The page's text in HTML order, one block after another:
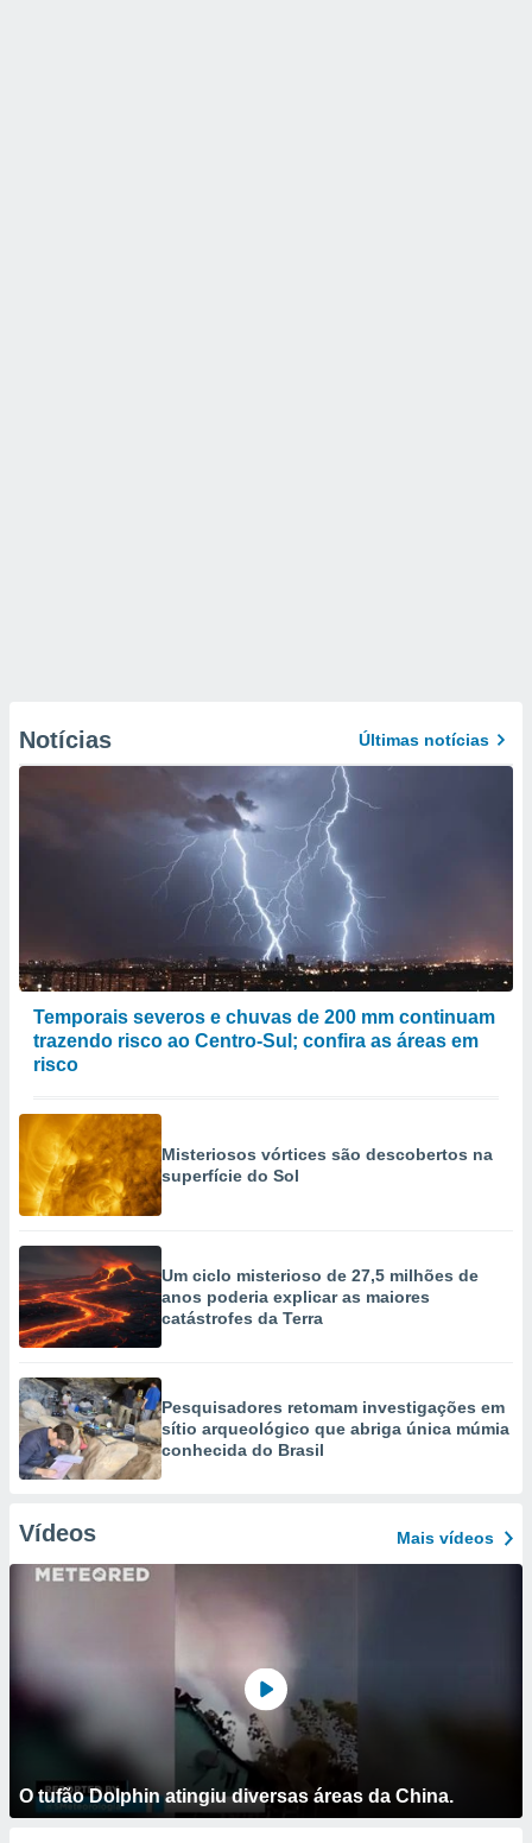
Notícias Últimas notícias
Temporais severos e chuvas de 200 mm continuam
trazendo risco ao Centro-Sul; confira as áreas em
risco
Misteriosos vórtices são descobertos na
superfície do Sol
Um ciclo misterioso de 27,5 milhões de
anos poderia explicar as maiores
catástrofes da Terra
Pesquisadores retomam investigações em
sítio arqueológico que abriga única múmia
conhecida do Brasil
Vídeos Mais vídeos
O tufão Dolphin atingiu diversas áreas da China.